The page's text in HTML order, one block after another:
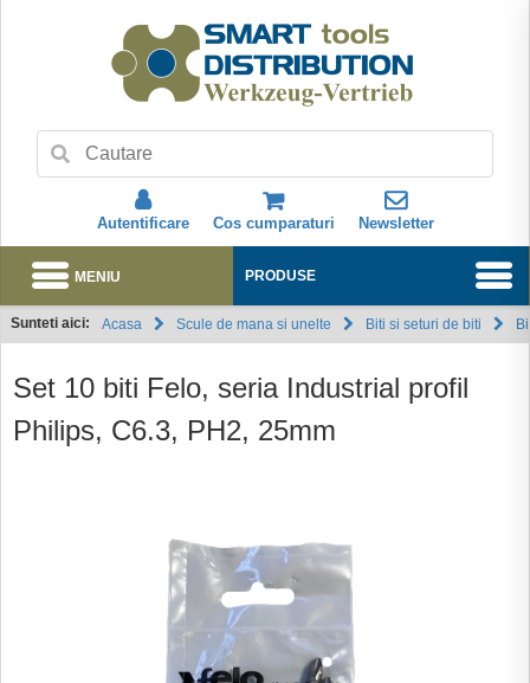
Autentificare Cos cumparaturi Newsletter
Abonare
PRODUSE
MENIU
Sunteti aici: Acasa Biti si seturi de biti
Scule de mana si unelte
Set 10 biti Felo, seria Industrial profil
Philips, C6.3, PH2, 25mm